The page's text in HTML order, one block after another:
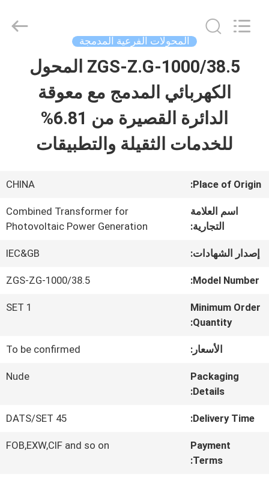
الصفحة
الرئيسية
منتجات
عرض
الواقع
الافتراضي
معلومات
عنا
المعمل
مراقبة
الجودة
Tianan
(Group)
المحولات الفرعية المدمجة
ZGS-Z.G-1000/38.5 المحول
الكهربائي المدمج مع معوقة
الدائرة القصيرة من 6.81%
للخدمات الثقيلة والتطبيقات
Place of Origin:
CHINA
اسم العلامة
التجارية:
Combined Transformer for
Photovoltaic Power Generation
إصدار الشهادات: IEC&GB
Model Number:
ZGS-ZG-1000/38.5
Minimum Order
Quantity:
1 SET
الأسعار: To be confirmed
Packaging
Details:
Nude
Delivery Time:
45 DATS/SET
Payment
Terms:
FOB,EXW,CIF and so on